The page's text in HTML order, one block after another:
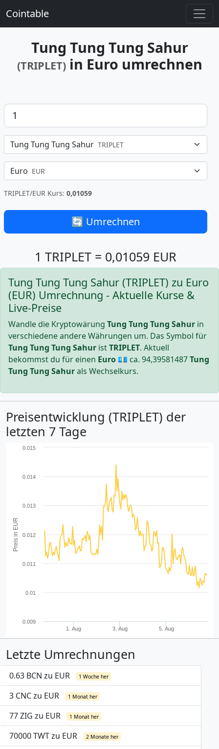
Cointable
Tung Tung Tung Sahur
(TRIPLET)in Euro umrechnen
Betrag
Tung Tung Tung Sahur TRIPLET
Euro EUR
TRIPLET/EUR Kurs: 0,01059
🔄 Umrechnen
1 TRIPLET = 0,01059 EUR
Tung Tung Tung Sahur (TRIPLET) zu Euro
(EUR) Umrechnung - Aktuelle Kurse &
Live-Preise
Wandle die Kryptowärung Tung Tung Tung Sahur in
verschiedene andere Währungen um. Das Symbol für
Tung Tung Tung Sahur istTRIPLET. Aktuell
bekommst du für einen Euro 💶 ca. 94,39581487Tung
Tung Tung Sahurals Wechselkurs.
Preisentwicklung (TRIPLET) der
letzten 7 Tage
Preis in EUR
1. Aug 3. Aug 5. Aug
0.009
0.01
0.011
0.012
0.013
0.014
0.015
Letzte Umrechnungen
0.63 BCN zu EUR 1 Woche her
3 CNC zu EUR 1 Monat her
77 ZIG zu EUR 1 Monat her
70000 TWT zu EUR 2 Monate her